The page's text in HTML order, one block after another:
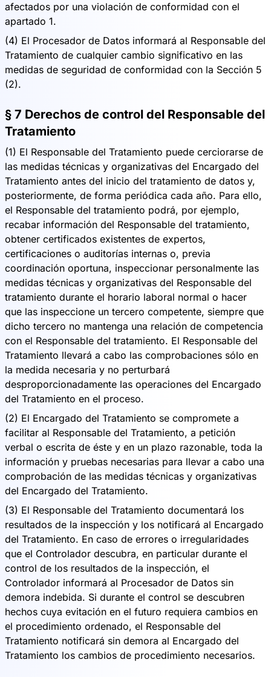
afectados por una violación de conformidad con el
apartado 1.
(4) El Procesador de Datos informará al Responsable del
Tratamiento de cualquier cambio significativo en las
medidas de seguridad de conformidad con la Sección 5
(2).
§ 7 Derechos de control del Responsable del
Tratamiento
(1) El Responsable del Tratamiento puede cerciorarse de
las medidas técnicas y organizativas del Encargado del
Tratamiento antes del inicio del tratamiento de datos y,
posteriormente, de forma periódica cada año. Para ello,
el Responsable del tratamiento podrá, por ejemplo,
recabar información del Responsable del tratamiento,
obtener certificados existentes de expertos,
certificaciones o auditorías internas o, previa
coordinación oportuna, inspeccionar personalmente las
medidas técnicas y organizativas del Responsable del
tratamiento durante el horario laboral normal o hacer
que las inspeccione un tercero competente, siempre que
dicho tercero no mantenga una relación de competencia
con el Responsable del tratamiento. El Responsable del
Tratamiento llevará a cabo las comprobaciones sólo en
la medida necesaria y no perturbará
desproporcionadamente las operaciones del Encargado
del Tratamiento en el proceso.
(2) El Encargado del Tratamiento se compromete a
facilitar al Responsable del Tratamiento, a petición
verbal o escrita de éste y en un plazo razonable, toda la
información y pruebas necesarias para llevar a cabo una
comprobación de las medidas técnicas y organizativas
del Encargado del Tratamiento.
(3) El Responsable del Tratamiento documentará los
resultados de la inspección y los notificará al Encargado
del Tratamiento. En caso de errores o irregularidades
que el Controlador descubra, en particular durante el
control de los resultados de la inspección, el
Controlador informará al Procesador de Datos sin
demora indebida. Si durante el control se descubren
hechos cuya evitación en el futuro requiera cambios en
el procedimiento ordenado, el Responsable del
Tratamiento notificará sin demora al Encargado del
Tratamiento los cambios de procedimiento necesarios.